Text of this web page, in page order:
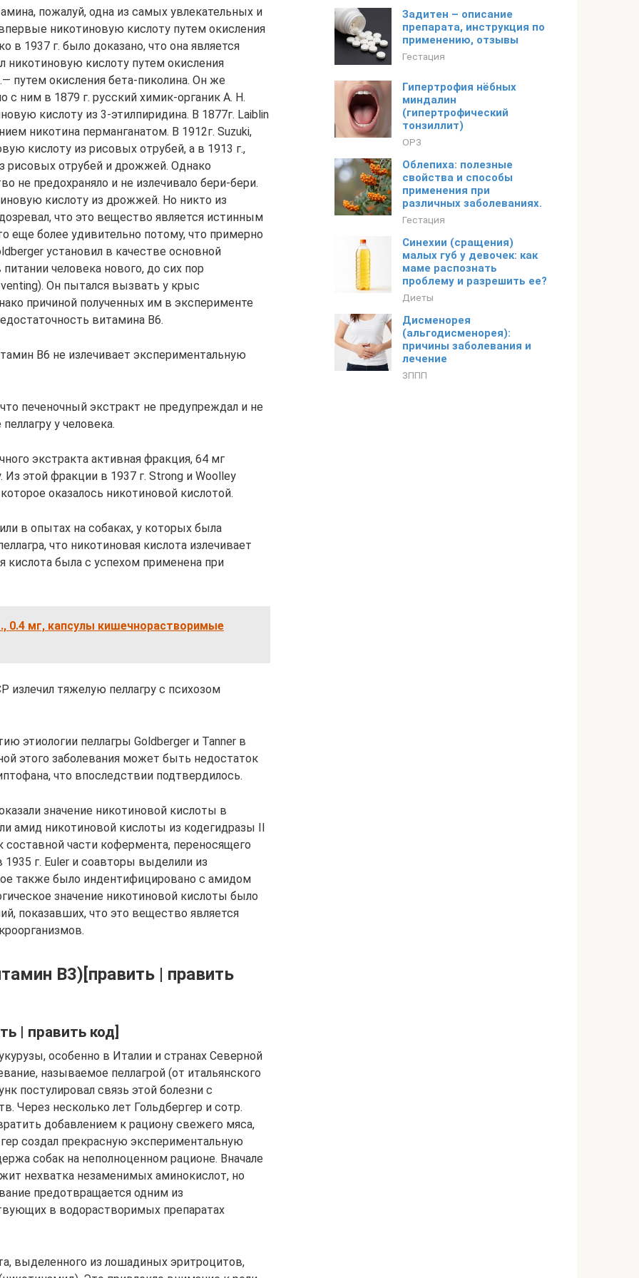
пожалуй, одна из самых увлекательных и
никотиновую кислоту путем окисления
в 1937 г. было доказано, что она является
никотиновую кислоту путем окисления
путем окисления бета-пиколина. Он же
ним в 1879 г. русский химик-органик А. Н.
кислоту из 3-этилпиридина. В 1877г. Laiblin
никотина перманганатом. В 1912г. Suzuki,
кислоту из рисовых отрубей, а в 1913 г.,
рисовых отрубей и дрожжей. Однако
не предохраняло и не излечивало бери-бери.
кислоту из дрожжей. Но никто из
что это вещество является истинным
еще более удивительно потому, что примерно
установил в качестве основной
человека нового, до сих пор
Он пытался вызвать у крыс
причиной полученных им в эксперименте
витамина В6.
B6 не излечивает экспериментальную
печеночный экстракт не предупреждал и не
у человека.
экстракта активная фракция, 64 мг
Из этой фракции в 1937 г. Strong и Woolley
оказалось никотиновой кислотой.
в опытах на собаках, у которых была
что никотиновая кислота излечивает
кислота была с успехом применена при
0.4 мг, капсулы кишечнорастворимые
тяжелую пеллагру с психозом
этиологии пеллагры Goldberger и Tanner в
этого заболевания может быть недостаток
что впоследствии подтвердилось.
значение никотиновой кислоты в
амид никотиновой кислоты из кодегидразы II
части кофермента, переносящего
г. Euler и соавторы выделили из
также было индентифицировано с амидом
значение никотиновой кислоты было
показавших, что это вещество является
В3)[править | править
| править код]
особенно в Италии и странах Северной
называемое пеллагрой (от итальянского
постулировал связь этой болезни с
Через несколько лет Гольдбергер и сотр.
добавлением к рациону свежего мяса,
создал прекрасную экспериментальную
собак на неполноценном рационе. Вначале
нехватка незаменимых аминокислот, но
предотвращается одним из
в водорастворимых препаратах
выделенного из лошадиных эритроцитов,
Задитен – описание
препарата, инструкция по
применению, отзывы
Гестация
Гипертрофия нёбных
миндалин
(гипертрофический
тонзиллит)
ОРЗ
Облепиха: полезные
свойства и способы
применения при
различных заболеваниях.
Гестация
Синехии (сращения)
малых губ у девочек: как
маме распознать
проблему и разрешить ее?
Диеты
Дисменорея
(альгодисменорея):
причины заболевания и
лечение
ЗППП